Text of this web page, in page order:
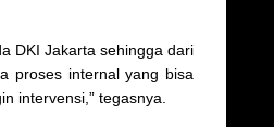
DKI Jakarta sehingga dari
proses internal yang bisa
intervensi,” tegasnya.